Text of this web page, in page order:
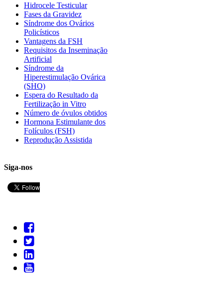
Hidrocele Testicular
Fases da Gravidez
Síndrome dos Ovários
Policísticos
Vantagens da FSH
Requisitos da Inseminação
Artificial
Síndrome da
Hiperestimulação Ovárica
(SHO)
Espera do Resultado da
Fertilização in Vitro
Número de óvulos obtidos
Hormona Estimulante dos
Folículos (FSH)
Reprodução Assistida
Siga-nos